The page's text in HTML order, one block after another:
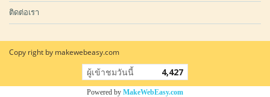
ติดต่อเรา
Copy right by makewebeasy.com
ผู้เข้าชมวันนี้ 4,427
Powered by MakeWebEasy.com